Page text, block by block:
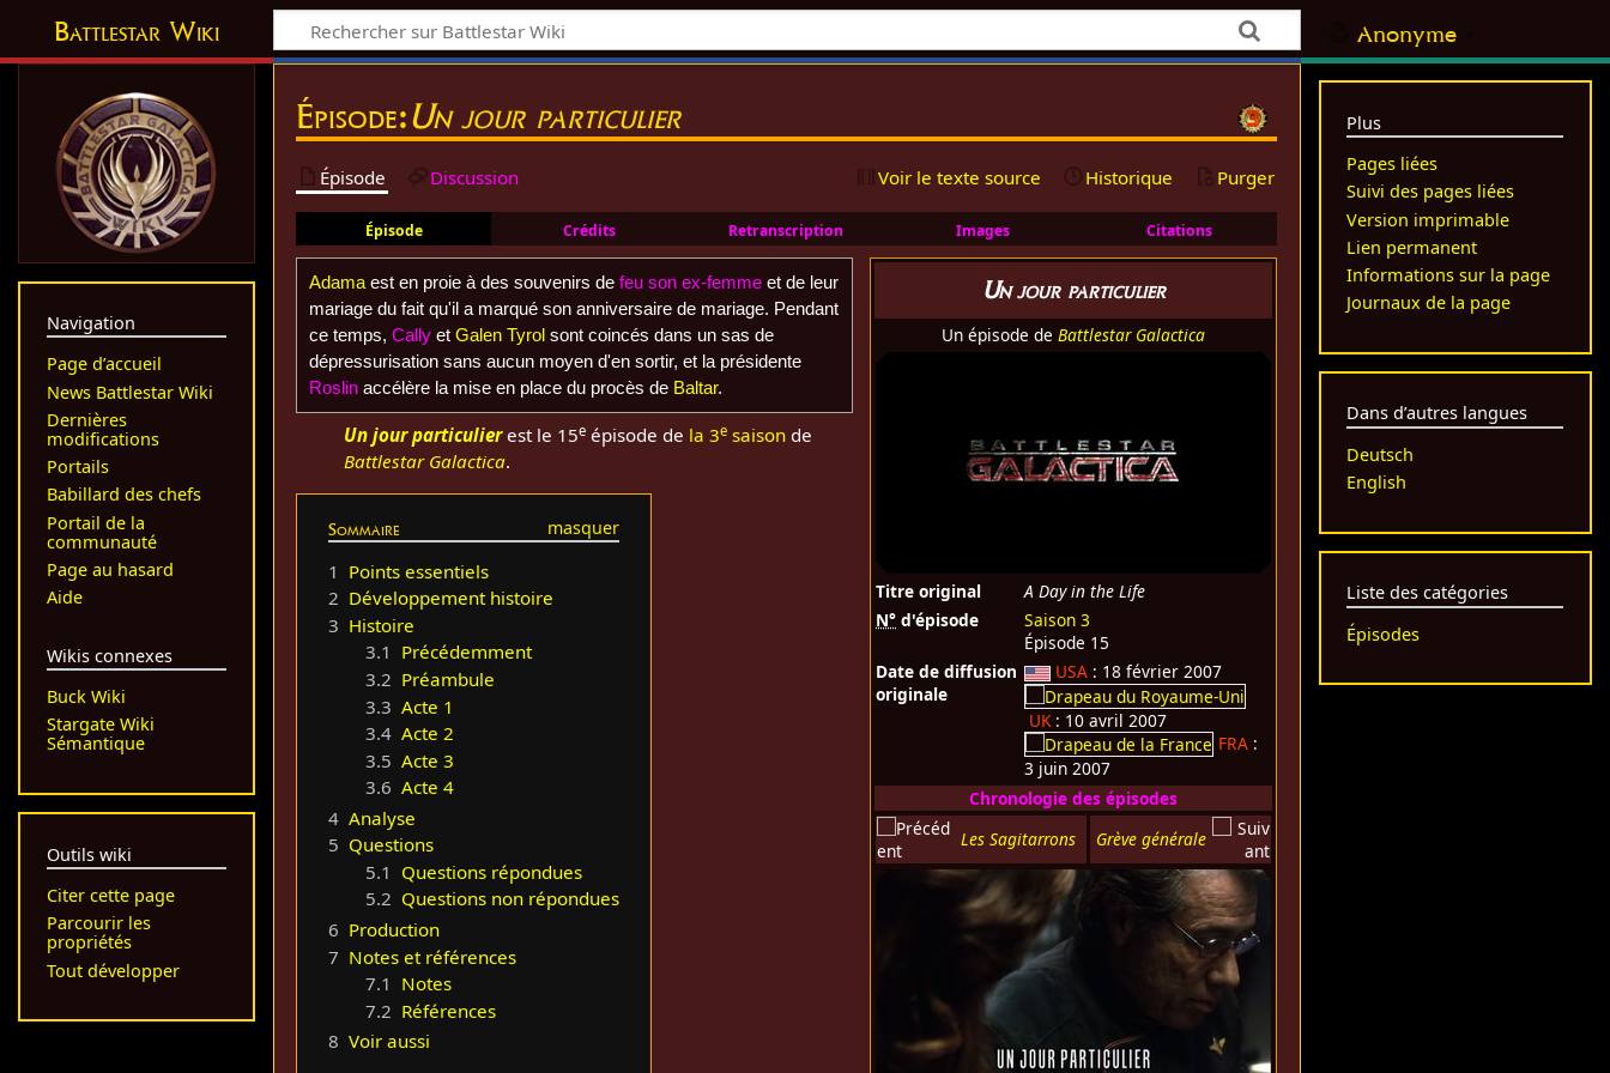
Anonyme
Battlestar Wiki
Épisode:Un jour particulier
Épisode Discussion Voir le texte source Historique Purger
Épisode Crédits Retranscription Images Citations
Un jour particulier
Un épisode deBattlestar Galactica
Titre original
A Day in the Life
N° d'épisode
Saison 3
Épisode 15
Date de diffusion
originale
USA : 18 février 2007
UK : 10 avril 2007
FRA :
3 juin 2007
Chronologie des épisodes
Les Sagitarrons
Grève générale
Adamaest en proie à des souvenirs de feu son ex-femmeet de leur
mariage du fait qu'il a marqué son anniversaire de mariage. Pendant
ce temps, Callyet Galen Tyrolsont coincés dans un sas de
dépressurisation sans aucun moyen d'en sortir, et la présidente
Roslinaccélère la mise en place du procès de Baltar.
Un jour particulierest le 15e épisode de la 3e saison de
Battlestar Galactica.
Sommaire
1 Points essentiels
2 Développement histoire
3 Histoire
3.1 Précédemment
3.2 Préambule
3.3 Acte 1
3.4 Acte 2
3.5 Acte 3
3.6 Acte 4
4 Analyse
5 Questions
5.1 Questions répondues
5.2 Questions non répondues
6 Production
7 Notes et références
7.1 Notes
7.2 Références
8 Voir aussi
Navigation
Page d’accueil
News Battlestar Wiki
Dernières
modifications
Portails
Babillard des chefs
Portail de la
communauté
Page au hasard
Aide
Wikis connexes
Buck Wiki
Stargate Wiki
Sémantique
Outils wiki
Citer cette page
Parcourir les
propriétés
Tout développer
Plus
Pages liées
Suivi des pages liées
Version imprimable
Lien permanent
Informations sur la page
Journaux de la page
Dans d’autres langues
Deutsch
English
Liste des catégories
Épisodes